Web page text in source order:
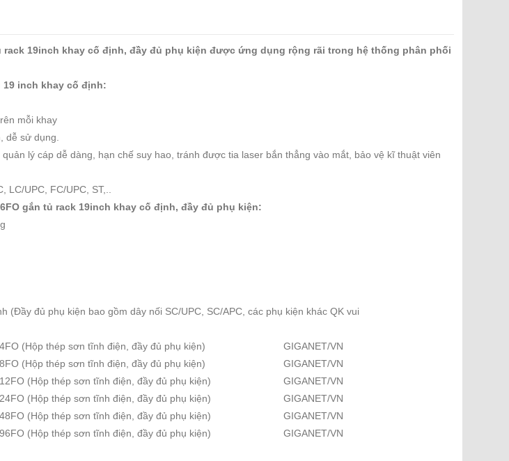
rack 19inch khay cố định, đầy đủ phụ kiện được ứng dụng rộng rãi trong hệ thống phân phối
inch khay cố định:
mỗi khay
dễ sử dụng.
lý cáp dễ dàng, hạn chế suy hao, tránh được tia laser bắn thẳng vào mắt, bảo vệ kĩ thuật viên
LC/UPC, FC/UPC, ST,..
gắn tủ rack 19inch khay cố định, đầy đủ phụ kiện:
(Đầy đủ phụ kiện bao gồm dây nối SC/UPC, SC/APC, các phụ kiện khác QK vui
(Hộp thép sơn tĩnh điện, đầy đủ phụ kiện)
GIGANET/VN
(Hộp thép sơn tĩnh điện, đầy đủ phụ kiện)
GIGANET/VN
(Hộp thép sơn tĩnh điện, đầy đủ phụ kiện)
GIGANET/VN
(Hộp thép sơn tĩnh điện, đầy đủ phụ kiện)
GIGANET/VN
(Hộp thép sơn tĩnh điện, đầy đủ phụ kiện)
GIGANET/VN
(Hộp thép sơn tĩnh điện, đầy đủ phụ kiện) GIGANET/VN